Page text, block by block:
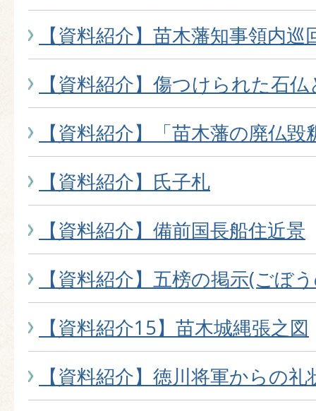
【資料紹介】苗木藩知事領内巡
【資料紹介】傷つけられた石
【資料紹介】「苗木藩の廃仏
【資料紹介】氏子札
【資料紹介】備前国長船住近景
【資料紹介】五榜の掲示(ごぼ
【資料紹介15】苗木城縄張之図
【資料紹介】徳川将軍からの礼